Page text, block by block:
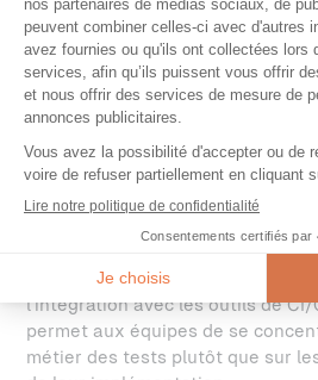
kapptivateillustre parfaitement
les tests web, kapptivate
webdriverIO, un framework
où un framework reste réservé
kapptivate ajoute la valeur d’une
visuelle et intuitive, dashboards
exploitables en un coup d’œil et
entre développeurs et
gère automatiquement
parallélisation, la génération de
l'intégration avec les outils de
permet aux équipes de se
métier des tests plutôt que sur